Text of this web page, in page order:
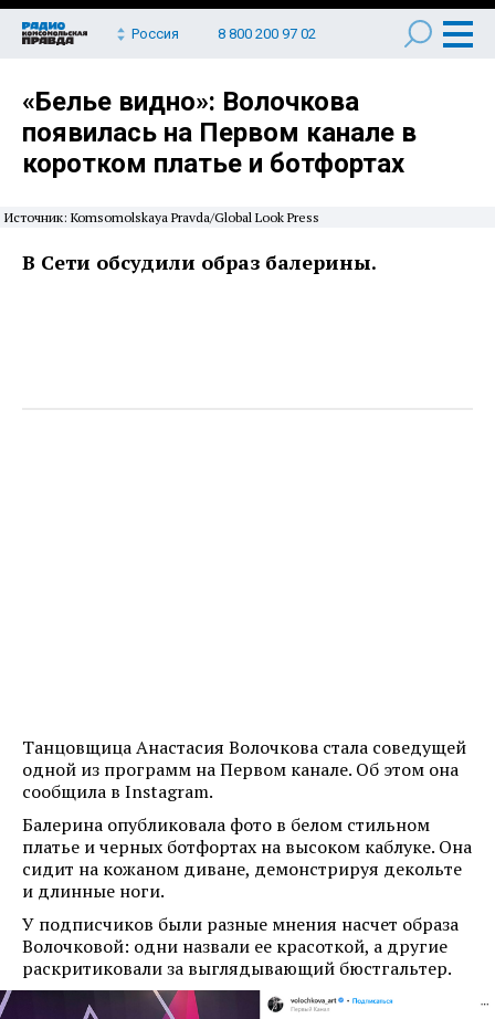
Россия 8 800 200 97 02
«Белье видно»: Волочкова
появилась на Первом канале в
коротком платье и ботфортах
Источник: Komsomolskaya Pravda/Global Look Press
В Сети обсудили образ балерины.
Танцовщица Анастасия Волочкова стала соведущей
одной из программ на Первом канале. Об этом она
сообщила в Instagram.
Балерина опубликовала фото в белом стильном
платье и черных ботфортах на высоком каблуке. Она
сидит на кожаном диване, демонстрируя декольте
и длинные ноги.
У подписчиков были разные мнения насчет образа
Волочковой: одни назвали ее красоткой, а другие
раскритиковали за выглядывающий бюстгальтер.